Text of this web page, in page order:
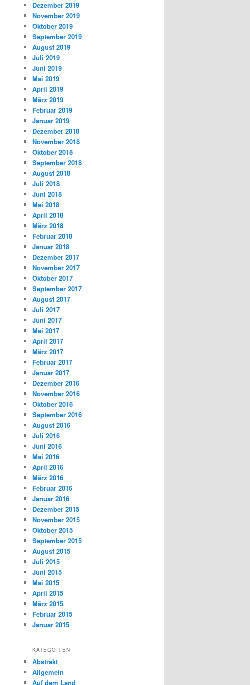
Dezember 2019
November 2019
Oktober 2019
September 2019
August 2019
Juli 2019
Juni 2019
Mai 2019
April 2019
März 2019
Februar 2019
Januar 2019
Dezember 2018
November 2018
Oktober 2018
September 2018
August 2018
Juli 2018
Juni 2018
Mai 2018
April 2018
März 2018
Februar 2018
Januar 2018
Dezember 2017
November 2017
Oktober 2017
September 2017
August 2017
Juli 2017
Juni 2017
Mai 2017
April 2017
März 2017
Februar 2017
Januar 2017
Dezember 2016
November 2016
Oktober 2016
September 2016
August 2016
Juli 2016
Juni 2016
Mai 2016
April 2016
März 2016
Februar 2016
Januar 2016
Dezember 2015
November 2015
Oktober 2015
September 2015
August 2015
Juli 2015
Juni 2015
Mai 2015
April 2015
März 2015
Februar 2015
Januar 2015
KATEGORIEN
Abstrakt
Allgemein
Auf dem Land